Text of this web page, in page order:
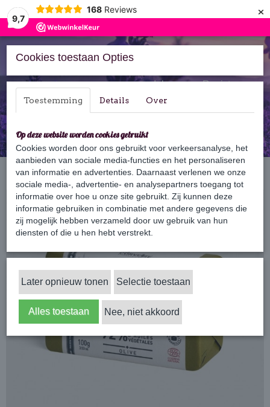
9,7
168 Reviews ×
Inloggen Registreren
Home › Zeep › Marseille zeep › Marseille zeep 100 gram
Cookies toestaan Opties
Toestemming Details Over
Op deze website worden cookies gebruikt
Cookies worden door ons gebruikt voor verkeersanalyse, het
aanbieden van sociale media-functies en het personaliseren
van informatie en advertenties. Daarnaast verlenen we onze
sociale media-, advertentie- en analysepartners toegang tot
informatie over hoe u onze site gebruikt. Zij kunnen deze
informatie gebruiken in combinatie met andere gegevens die
zij mogelijk hebben verzameld door uw gebruik van hun
diensten of die u hen hebt verstrekt.
Later opnieuw tonen Selectie toestaan
Alles toestaan Nee, niet akkoord